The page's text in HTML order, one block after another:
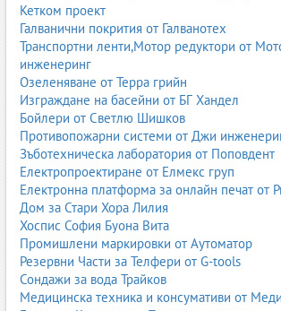
1. Защитно облекло
шлем с въздушно подаване;
защитен костюм;
ръкавици от дебела кожа;
обувки със стоманено бомбе.
2. Филтриране на въздуха
При работа в затворени помещения е
използването на филтриращи системи за прах.
3. Контрол на налягането
Налягането трябва да бъде съобразено с
избегне увреждане.
4. Правилно позициониране
Дюзата трябва да бъде на правилно
Кетком проект
Галванични покрития от Галванотех
Транспортни ленти,Мотор редуктори от
инженеринг
Озеленяване от Терра грийн
Изграждане на басейни от БГ Хандел
Бойлери от Светлю Шишков
Противопожарни системи от Джи
Зъботехническа лаборатория от Поповдент
Електропроектиране от Елмекс груп
Електронна платформа за онлайн печат от
Дом за Стари Хора Лилия
Хоспис София Буона Вита
Промишлени маркировки от Аутоматор
Резервни Части за Телфери от G-tools
Сондажи за вода Трайков
Медицинска техника и консумативи от